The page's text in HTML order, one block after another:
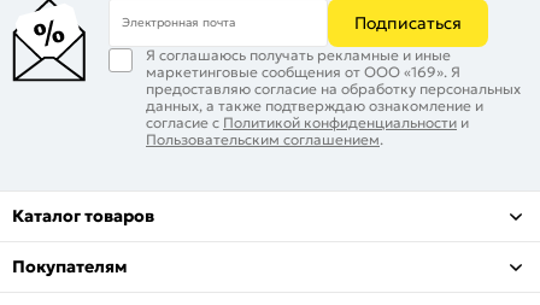
Электронная почта Подписаться
Я соглашаюсь получать рекламные и иные
маркетинговые сообщения от ООО «169». Я
предоставляю согласие на обработку персональных
данных, а также подтверждаю ознакомление и
согласие с Политикой конфиденциальности и
Пользовательским соглашением.
Каталог товаров
Покупателям